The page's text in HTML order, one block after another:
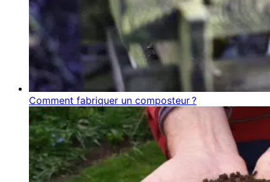
Comment fabriquer un composteur ?